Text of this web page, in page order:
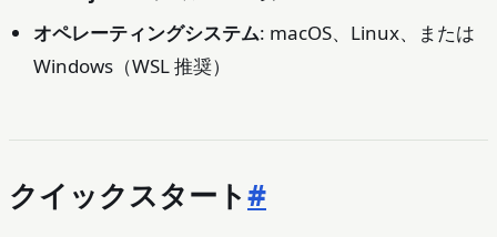
オペレーティングシステム: macOS、Linux、または
Windows（WSL 推奨）
クイックスタート#